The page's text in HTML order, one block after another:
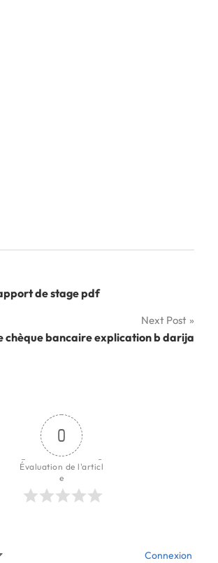
de stage pdf
Next Post
chèque bancaire explication b darija
0
Évaluation de l'articl
e
Connexion